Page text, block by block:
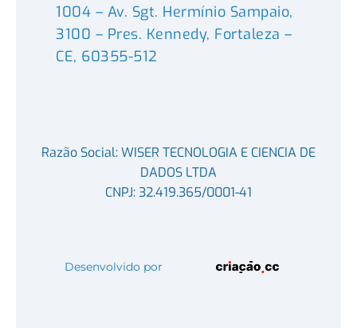
1004 – Av. Sgt. Hermínio Sampaio,
3100 – Pres. Kennedy, Fortaleza –
CE, 60355-512
Razão Social: WISER TECNOLOGIA E CIENCIA DE
DADOS LTDA
CNPJ: 32.419.365/0001-41
Desenvolvido por